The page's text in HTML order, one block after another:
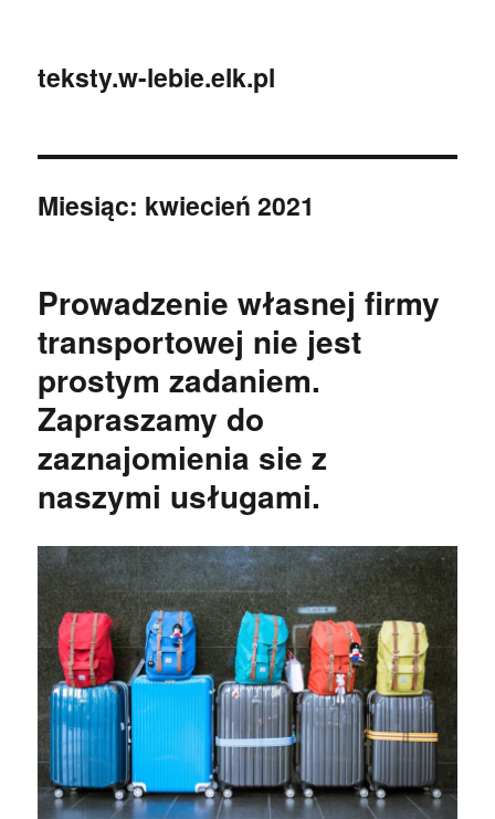
teksty.w-lebie.elk.pl
Miesiąc: kwiecień 2021
Prowadzenie własnej firmy
transportowej nie jest
prostym zadaniem.
Zapraszamy do
zaznajomienia sie z
naszymi usługami.